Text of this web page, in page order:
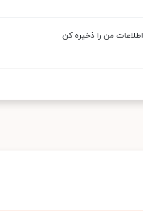
اطلاعات من را ذخیره کن